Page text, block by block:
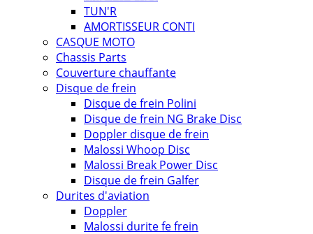
TUN'R
AMORTISSEUR CONTI
CASQUE MOTO
Chassis Parts
Couverture chauffante
Disque de frein
Disque de frein Polini
Disque de frein NG Brake Disc
Doppler disque de frein
Malossi Whoop Disc
Malossi Break Power Disc
Disque de frein Galfer
Durites d'aviation
Doppler
Malossi durite fe frein